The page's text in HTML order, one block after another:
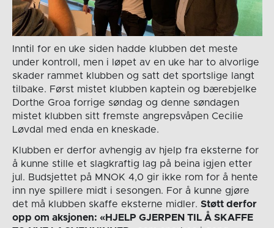
Inntil for en uke siden hadde klubben det meste
under kontroll, men i løpet av en uke har to alvorlige
skader rammet klubben og satt det sportslige langt
tilbake. Først mistet klubben kaptein og bærebjelke
Dorthe Groa forrige søndag og denne søndagen
mistet klubben sitt fremste angrepsvåpen Cecilie
Løvdal med enda en kneskade.
Klubben er derfor avhengig av hjelp fra eksterne for
å kunne stille et slagkraftig lag på beina igjen etter
jul. Budsjettet på MNOK 4,0 gir ikke rom for å hente
inn nye spillere midt i sesongen. For å kunne gjøre
det må klubben skaffe eksterne midler. Støtt derfor
opp om aksjonen: «HJELP GJERPEN TIL Å SKAFFE